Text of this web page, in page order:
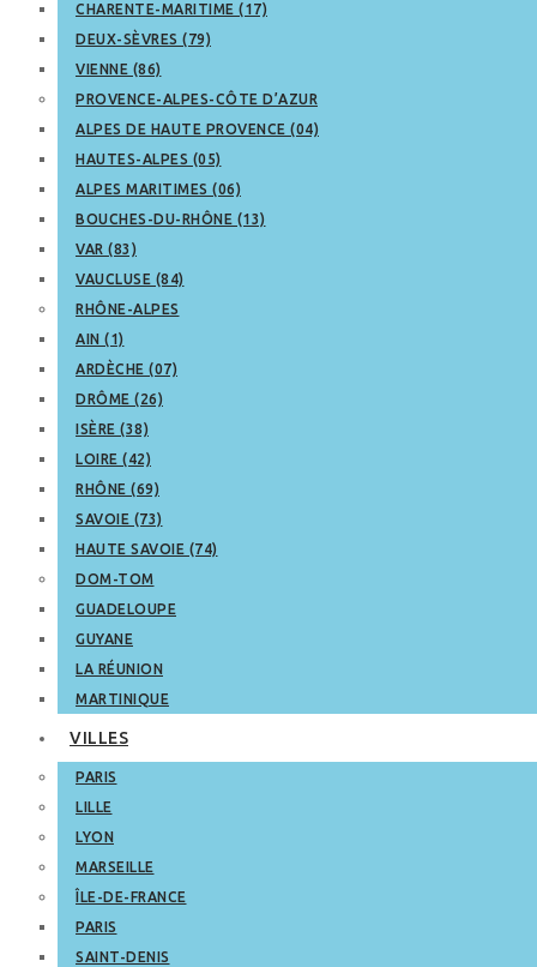
CHARENTE-MARITIME (17)
DEUX-SÈVRES (79)
VIENNE (86)
PROVENCE-ALPES-CÔTE D’AZUR
ALPES DE HAUTE PROVENCE (04)
HAUTES-ALPES (05)
ALPES MARITIMES (06)
BOUCHES-DU-RHÔNE (13)
VAR (83)
VAUCLUSE (84)
RHÔNE-ALPES
AIN (1)
ARDÈCHE (07)
DRÔME (26)
ISÈRE (38)
LOIRE (42)
RHÔNE (69)
SAVOIE (73)
HAUTE SAVOIE (74)
DOM-TOM
GUADELOUPE
GUYANE
LA RÉUNION
MARTINIQUE
VILLES
PARIS
LILLE
LYON
MARSEILLE
ÎLE-DE-FRANCE
PARIS
SAINT-DENIS